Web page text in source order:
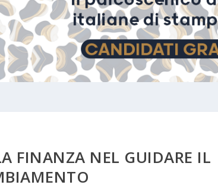
FINANZA NEL GUIDARE IL